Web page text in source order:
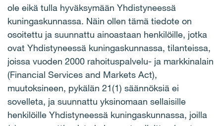
ole eikä tulla hyväksymään Yhdistyneessä
kuningaskunnassa. Näin ollen tämä tiedote on
osoitettu ja suunnattu ainoastaan henkilöille, jotka
ovat Yhdistyneessä kuningaskunnassa, tilanteissa,
joissa vuoden 2000 rahoituspalvelu- ja markkinalain
(Financial Services and Markets Act),
muutoksineen, pykälän 21(1) säännöksiä ei
sovelleta, ja suunnattu yksinomaan sellaisille
henkilöille Yhdistyneessä kuningaskunnassa, joilla